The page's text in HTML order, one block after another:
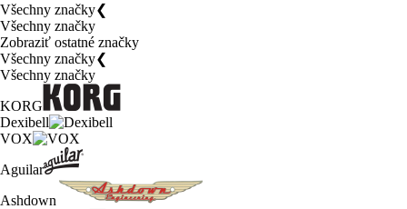
Všechny značky❮
Všechny značky
Zobraziť ostatné značky
Všechny značky❮
Všechny značky
KORG
Dexibell
VOX
Aguilar
Ashdown